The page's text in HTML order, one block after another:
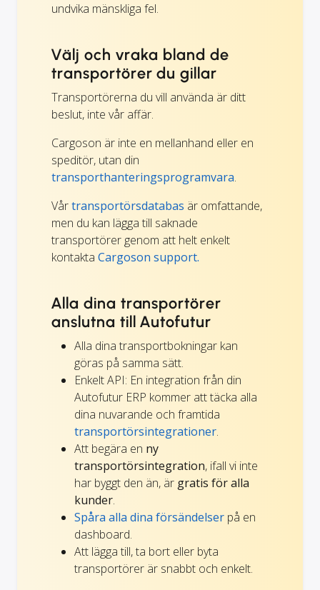
undvika mänskliga fel.
Välj och vraka bland de
transportörer du gillar
Transportörerna du vill använda är ditt
beslut, inte vår affär.
Cargoson är inte en mellanhand eller en
speditör, utan din
transporthanteringsprogramvara.
Vårtransportörsdatabas är omfattande,
men du kan lägga till saknade
transportörer genom att helt enkelt
kontakta Cargoson support.
Alla dina transportörer
anslutna till Autofutur
Alla dina transportbokningar kan
göras på samma sätt.
Enkelt API: En integration från din
Autofutur ERP kommer att täcka alla
dina nuvarande och framtida
transportörsintegrationer.
Att begära en ny
transportörsintegration, ifall vi inte
har byggt den än, är gratis för alla
kunder.
Spåra alla dina försändelser på en
dashboard.
Att lägga till, ta bort eller byta
transportörer är snabbt och enkelt.